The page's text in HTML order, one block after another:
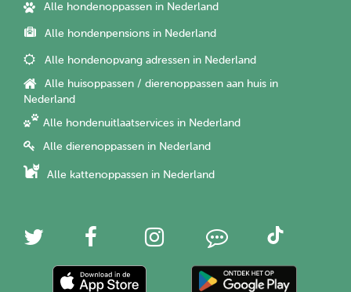
Alle hondenoppassen in Nederland
Alle hondenpensions in Nederland
Alle hondenopvang adressen in Nederland
Alle huisoppassen / dierenoppassen aan huis in
Nederland
Alle hondenuitlaatservices in Nederland
Alle dierenoppassen in Nederland
Alle kattenoppassen in Nederland